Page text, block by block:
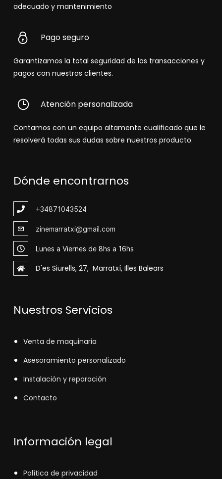
adecuado y mantenimiento
Pago seguro
Garantizamos la total seguridad de las transacciones y
pagos con nuestros clientes.
Atención personalizada
Contamos con un equipo altamente cualificado que le
resolverá todas sus dudas sobre nuestros producto.
Dónde encontrarnos
+34871043524
zinemarratxi@gmail.com
Lunes a Viernes de 8hs a 16hs
D'es Siurells, 27, Marratxí, Illes Balears
Nuestros Servicios
Venta de maquinaria
Asesoramiento personalizado
Instalación y reparación
Contacto
Información legal
Política de privacidad